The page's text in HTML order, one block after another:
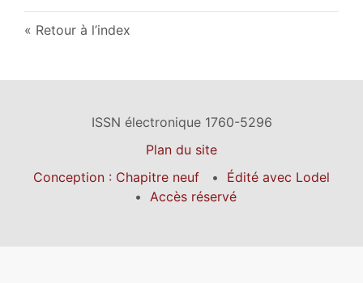
Retour à l’index
ISSN électronique 1760-5296
Plan du site
Conception : Chapitre neuf
Édité avec Lodel
Accès réservé